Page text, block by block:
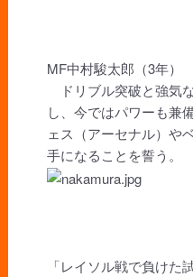
MF中村駿太郎（3年）
ドリブル突破と強気
し、今ではパワーも兼
ェス（アーセナル）や
手になることを誓う。
「レイソル戦で負け